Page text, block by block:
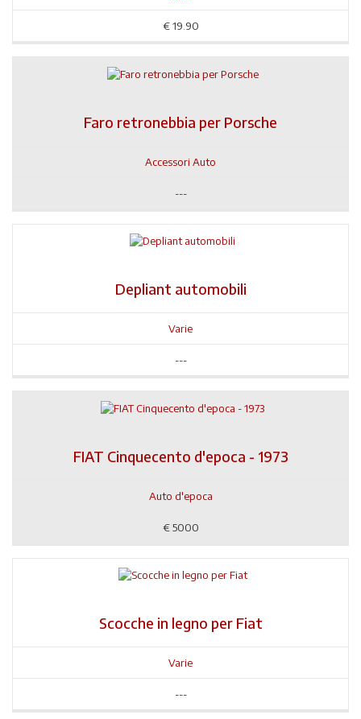
€ 19.90
Faro retronebbia per Porsche
Accessori Auto
---
Depliant automobili
Varie
---
FIAT Cinquecento d'epoca - 1973
Auto d'epoca
€ 5000
Scocche in legno per Fiat
Varie
---